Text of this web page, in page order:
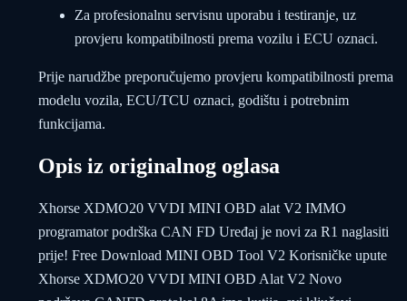
Za profesionalnu servisnu uporabu i testiranje, uz
provjeru kompatibilnosti prema vozilu i ECU oznaci.
Prije narudžbe preporučujemo provjeru kompatibilnosti prema
modelu vozila, ECU/TCU oznaci, godištu i potrebnim
funkcijama.
Opis iz originalnog oglasa
Xhorse XDMO20 VVDI MINI OBD alat V2 IMMO
programator podrška CAN FD Uređaj je novi za R1 naglasiti
prije! Free Download MINI OBD Tool V2 Korisničke upute
Xhorse XDMO20 VVDI MINI OBD Alat V2 Novo